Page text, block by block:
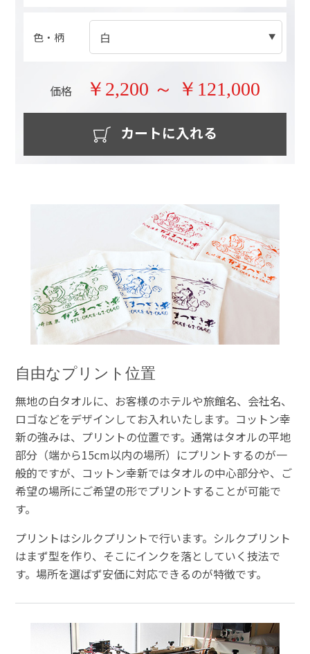
色・柄
価格 ￥2,200 ～ ￥121,000
カートに入れる
自由なプリント位置
無地の白タオルに、お客様のホテルや旅館名、会社名、
ロゴなどをデザインしてお入れいたします。コットン幸
新の強みは、プリントの位置です。通常はタオルの平地
部分（端から15cm以内の場所）にプリントするのが一
般的ですが、コットン幸新ではタオルの中心部分や、ご
希望の場所にご希望の形でプリントすることが可能で
す。
プリントはシルクプリントで行います。シルクプリント
はまず型を作り、そこにインクを落としていく技法で
す。場所を選ばず安価に対応できるのが特徴です。